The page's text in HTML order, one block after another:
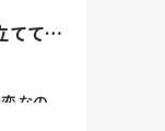
ててか
なの